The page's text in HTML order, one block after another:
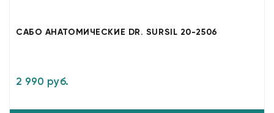
САБО АНАТОМИЧЕСКИЕ DR. SURSIL 20-2506
2 990 руб.